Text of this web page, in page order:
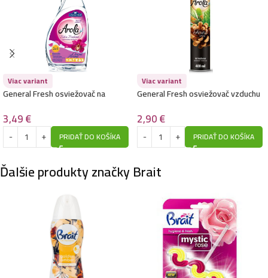
Viac variant
General Fresh osviežovač na
3,49€
PRIDAŤ DO KOŠÍKA
Viac variant
General Fresh osviežovač vzduchu
2,90€
PRIDAŤ DO KOŠÍKA
Ďalšie produkty značky Brait